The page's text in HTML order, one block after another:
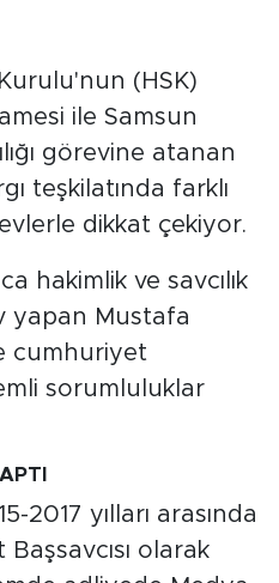
(HSK)
ile Samsun
görevine atanan
teşkilatında farklı
dikkat çekiyor.
hakimlik ve savcılık
yapan Mustafa
cumhuriyet
sorumluluklar
2017 yılları arasında
olarak